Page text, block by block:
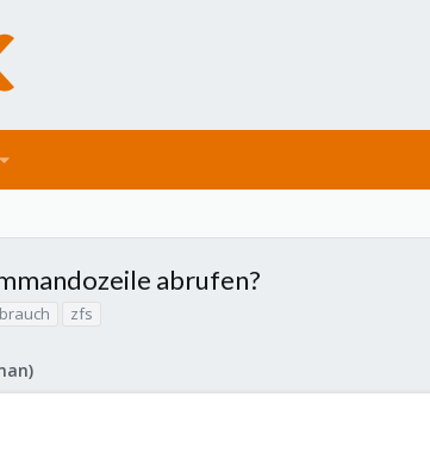
abrufen?
zfs